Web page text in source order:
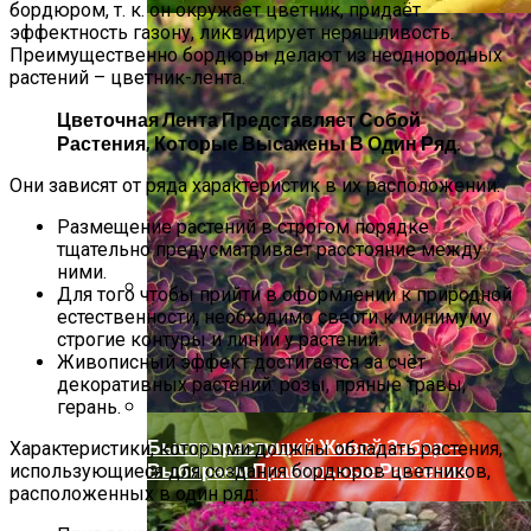
Секреты Выращивания Томатов От
Опытных Огородников
Быстрорастущий Живой Забор —
Выбираем Правильные Растения
бордюром, т. к. он окружает цветник, придаёт
эффектность газону, ликвидирует неряшливость.
Преимущественно бордюры делают из неоднородных
растений – цветник-лента.
Цветочная Лента Представляет Собой
Растения, Которые Высажены В Один Ряд.
Они зависят от ряда характеристик в их расположении:
Размещение растений в строгом порядке
тщательно предусматривает расстояние между
ними.
Для того чтобы прийти в оформлении к природной
естественности, необходимо свести к минимуму
строгие контуры и линии у растений.
Живописный эффект достигается за счёт
декоративных растений: розы, пряные травы,
герань.
Характеристики, которыми должны обладать растения,
использующиеся для создания бордюров цветников,
расположенных в один ряд: